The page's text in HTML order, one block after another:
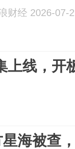
财经 2026-07-
上线，开
星海被查